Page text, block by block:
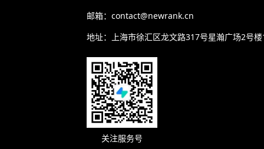
邮箱：contact@newrank.cn
地址：上海市徐汇区龙文路317号星瀚广场2号
关注服务号